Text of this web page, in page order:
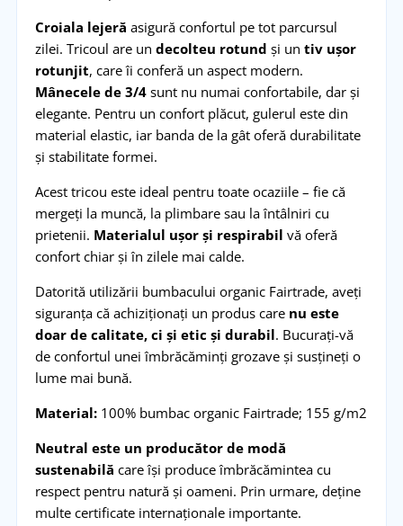
Croiala lejeră asigură confortul pe tot parcursul
zilei. Tricoul are un decolteu rotund și un tiv ușor
rotunjit, care îi conferă un aspect modern.
Mânecele de 3/4sunt nu numai confortabile, dar și
elegante. Pentru un confort plăcut, gulerul este din
material elastic, iar banda de la gât oferă durabilitate
și stabilitate formei.
Acest tricou este ideal pentru toate ocaziile – fie că
mergeți la muncă, la plimbare sau la întâlniri cu
prietenii. Materialul ușor și respirabil vă oferă
confort chiar și în zilele mai calde.
Datorită utilizării bumbacului organic Fairtrade, aveți
siguranța că achiziționați un produs care nu este
doar de calitate, ci și etic și durabil. Bucurați-vă
de confortul unei îmbrăcăminți grozave și susțineți o
lume mai bună.
Material:100% bumbac organic Fairtrade; 155 g/m2
Neutral este un producător de modă
sustenabilă care își produce îmbrăcămintea cu
respect pentru natură și oameni. Prin urmare, deține
multe certificate internaționale importante.